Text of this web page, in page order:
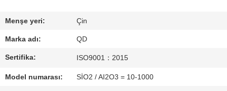
BIZE
ULAŞIN
Menşe yeri: Çin
Marka adı: QD
Sertifika: ISO9001：2015
Model numarası: SİO2 / AI2O3 = 10-1000